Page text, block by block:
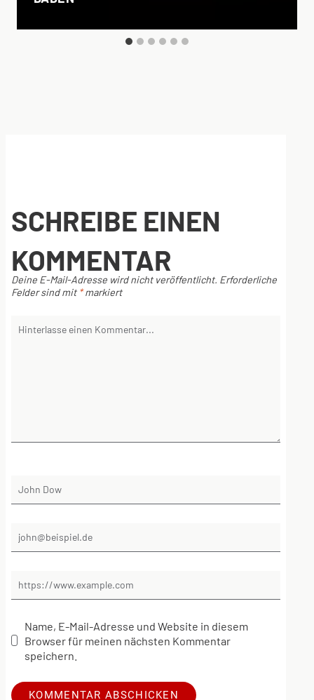
SCHREIBE EINEN
KOMMENTAR
Deine E-Mail-Adresse wird nicht veröffentlicht. Erforderliche
Felder sind mit *markiert
Name, E-Mail-Adresse und Website in diesem
Browser für meinen nächsten Kommentar
speichern.